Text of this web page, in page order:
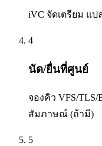
iVC จัดเตรียม แ
4
นัด/ยื่นที่ศูนย์
จองคิว VFS/
สัมภาษณ์ (ถ้ามี)
5